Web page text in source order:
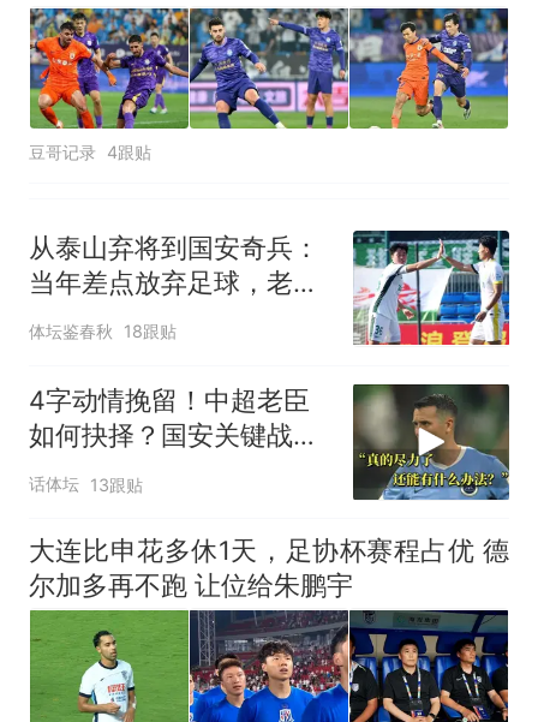
豆哥记录 4跟贴
从泰山弃将到国安奇兵：
当年差点放弃足球，老爹
一句话成就了他
体坛鉴春秋 18跟贴
4字动情挽留！中超老臣
如何抉择？国安关键战：
37岁功臣再度封神
话体坛 13跟贴
大连比申花多休1天，足协杯赛程占优 德
尔加多再不跑 让位给朱鹏宇